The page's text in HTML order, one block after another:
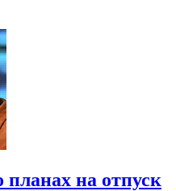
на отпуск